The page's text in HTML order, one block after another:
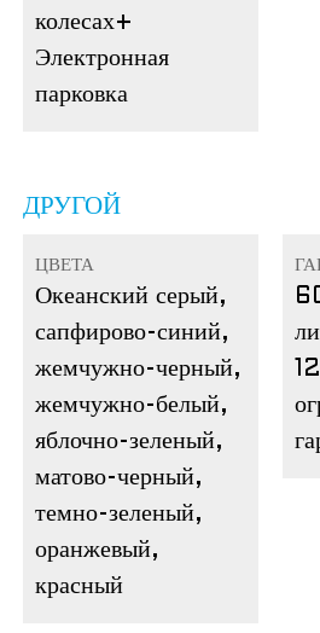
колесах+
Электронная
парковка
ДРУГОЙ
ЦВЕТА
Океанский серый,
сапфирово-синий,
жемчужно-черный,
жемчужно-белый,
яблочно-зеленый,
матово-черный,
темно-зеленый,
оранжевый,
красный